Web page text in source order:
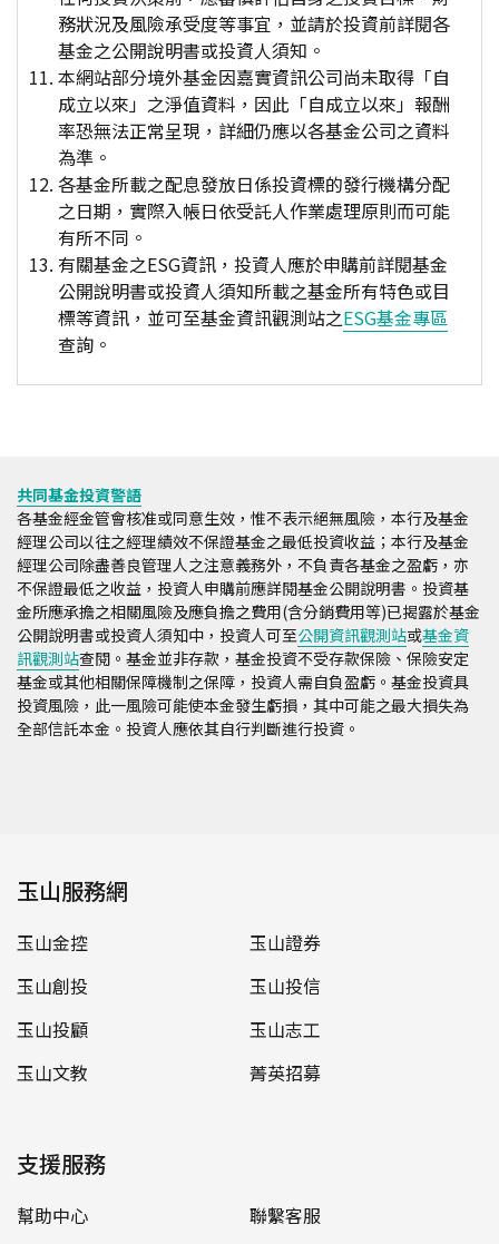
務狀況及風險承受度等事宜，並請於投資前詳閱各
基金之公開說明書或投資人須知。
本網站部分境外基金因嘉實資訊公司尚未取得「自
成立以來」之淨值資料，因此「自成立以來」報酬
率恐無法正常呈現，詳細仍應以各基金公司之資料
為準。
各基金所載之配息發放日係投資標的發行機構分配
之日期，實際入帳日依受託人作業處理原則而可能
有所不同。
有關基金之ESG資訊，投資人應於申購前詳閱基金
公開說明書或投資人須知所載之基金所有特色或目
標等資訊，並可至基金資訊觀測站之ESG基金專區
查詢。
共同基金投資警語
各基金經金管會核准或同意生效，惟不表示絕無風險，本行及基金
經理公司以往之經理績效不保證基金之最低投資收益；本行及基金
經理公司除盡善良管理人之注意義務外，不負責各基金之盈虧，亦
不保證最低之收益，投資人申購前應詳閱基金公開說明書。投資基
金所應承擔之相關風險及應負擔之費用(含分銷費用等)已揭露於基金
公開說明書或投資人須知中，投資人可至公開資訊觀測站或基金資
訊觀測站查閱。基金並非存款，基金投資不受存款保險、保險安定
基金或其他相關保障機制之保障，投資人需自負盈虧。基金投資具
投資風險，此一風險可能使本金發生虧損，其中可能之最大損失為
全部信託本金。投資人應依其自行判斷進行投資。
玉山服務網
玉山金控
玉山證券
玉山創投
玉山投信
玉山投顧
玉山志工
玉山文教
菁英招募
支援服務
幫助中心
聯繫客服